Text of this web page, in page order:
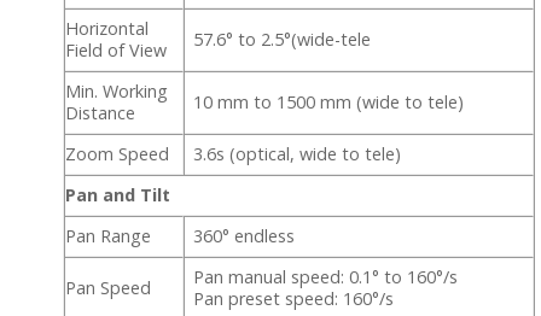
Horizontal
Field of View
57.6° to 2.5°(wide-tele
Min. Working
Distance
10 mm to 1500 mm (wide to tele)
Zoom Speed
3.6s (optical, wide to tele)
Pan and Tilt
Pan Range
360° endless
Pan Speed
Pan manual speed: 0.1° to 160°/s
Pan preset speed: 160°/s